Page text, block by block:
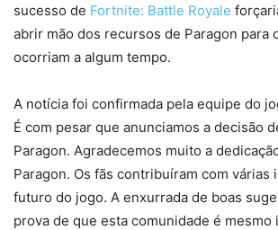
sucesso de Fortnite: Battle Royale
abrir mão dos recursos de Paragon para
ocorriam a algum tempo.
A notícia foi confirmada pela equipe do
É com pesar que anunciamos a decisão
Paragon. Agradecemos muito a
Paragon. Os fãs contribuíram com várias
futuro do jogo. A enxurrada de boas
prova de que esta comunidade é mesmo